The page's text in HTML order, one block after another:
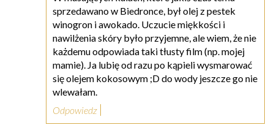
sprzedawano w Biedronce, był olej z pestek
winogron i awokado. Uczucie miękkości i
nawilżenia skóry było przyjemne, ale wiem, że nie
każdemu odpowiada taki tłusty film (np. mojej
mamie). Ja lubię od razu po kąpieli wysmarować
się olejem kokosowym ;D do wody jeszcze go nie
wlewałam.
Odpowiedz